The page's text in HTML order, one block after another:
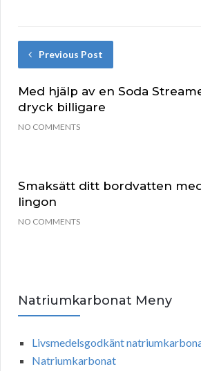
Previous Post
Med hjälp av en Soda
dryck billigare
NO COMMENTS
Smaksätt ditt bordvatten
lingon
NO COMMENTS
Natriumkarbonat Meny
Livsmedelsgodkänt
Natriumkarbonat